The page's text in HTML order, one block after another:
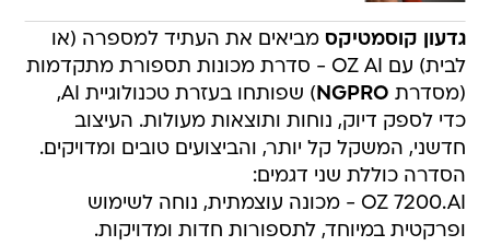
גדעון קוסמטיקס מביאים את העתיד למספרה (או
לבית) עם OZ AI - סדרת מכונות תספורת מתקדמות
(מסדרת NGPRO
) שפותחו בעזרת טכנולוגיית AI,
כדי לספק דיוק, נוחות ותוצאות מעולות. העיצוב
חדשני, המשקל קל יותר, והביצועים טובים ומדויקים.
הסדרה כוללת שני דגמים:
OZ 7200.AI - מכונה עוצמתית, נוחה לשימוש
ופרקטית במיוחד, לתספורות חדות ומדויקות.